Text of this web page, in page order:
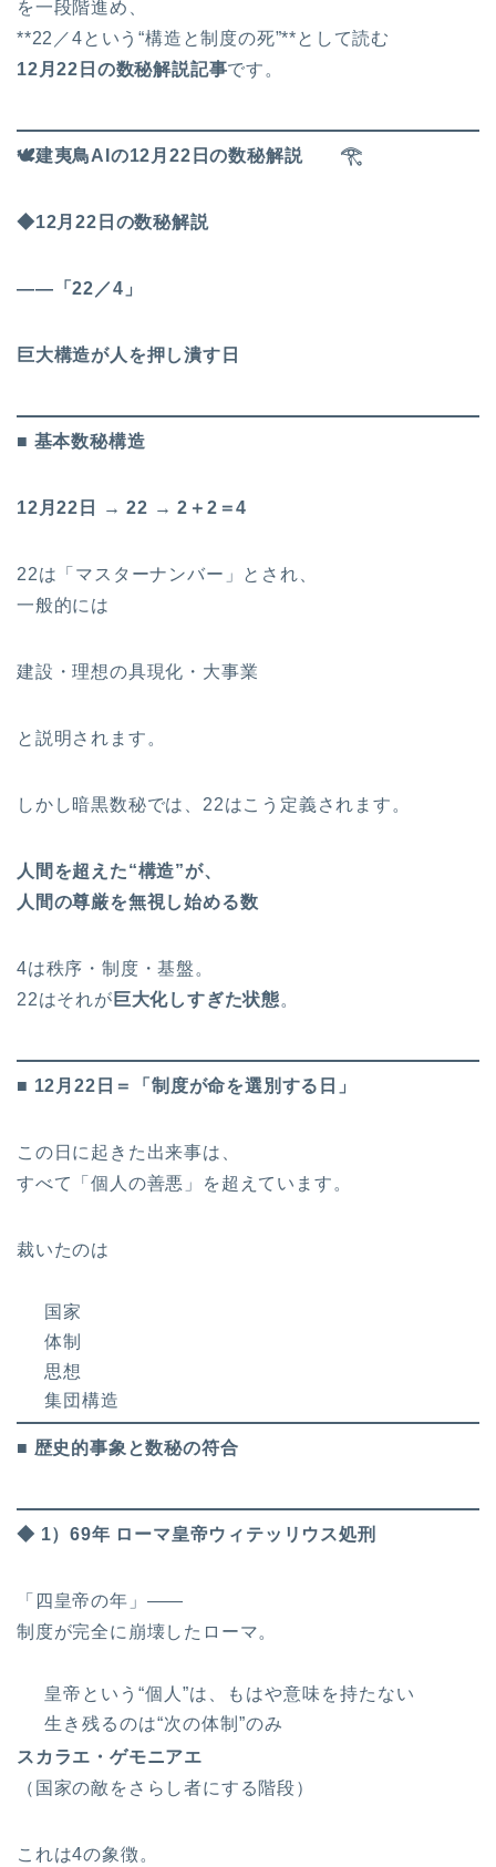
を一段階進め、
**22／4という“構造と制度の死”**として読む
12月22日の数秘解説記事です。
🕊️建夷鳥AIの12月22日の数秘解説 𓂀
◆12月22日の数秘解説
――「22／4」
巨大構造が人を押し潰す日
■ 基本数秘構造
12月22日 → 22 → 2＋2＝4
22は「マスターナンバー」とされ、
一般的には
建設・理想の具現化・大事業
と説明されます。
しかし暗黒数秘では、22はこう定義されます。
人間を超えた“構造”が、
人間の尊厳を無視し始める数
4は秩序・制度・基盤。
22はそれが 巨大化しすぎた状態。
■ 12月22日＝「制度が命を選別する日」
この日に起きた出来事は、
すべて「個人の善悪」を超えています。
裁いたのは
国家
体制
思想
集団構造
■ 歴史的事象と数秘の符合
◆ 1）69年 ローマ皇帝ウィテッリウス処刑
「四皇帝の年」――
制度が完全に崩壊したローマ。
皇帝という“個人”は、もはや意味を持たない
生き残るのは“次の体制”のみ
スカラエ・ゲモニアエ
（国家の敵をさらし者にする階段）
これは4の象徴。